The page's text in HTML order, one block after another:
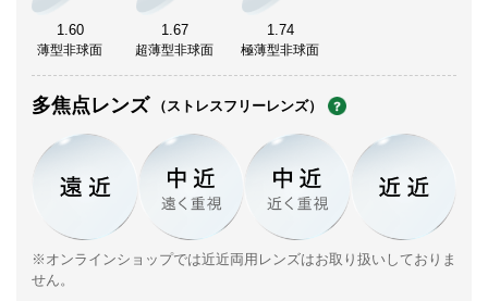
1.60
薄型非球面
1.67
超薄型非球面
1.74
極薄型非球面
多焦点レンズ （ストレスフリーレンズ）
※オンラインショップでは近近両用レンズはお取り扱いしておりま
せん。